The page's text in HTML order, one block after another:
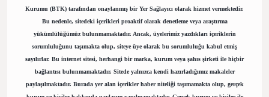
Kurumu (BTK) tarafından onaylanmış bir Yer Sağlayıcı olarak hizmet vermektedir.
Bu nedenle, sitedeki içerikleri proaktif olarak denetleme veya araştırma
yükümlülüğümüz bulunmamaktadır. Ancak, üyelerimiz yazdıkları içeriklerin
sorumluluğunu taşımakta olup, siteye üye olarak bu sorumluluğu kabul etmiş
sayılırlar. Bu internet sitesi, herhangi bir marka, kurum veya şahıs şirketi ile hiçbir
bağlantısı bulunmamaktadır. Sitede yalnızca kendi hazırladığımız makaleler
paylaşılmaktadır. Burada yer alan içerikler haber niteliği taşımamakta olup, gerçek